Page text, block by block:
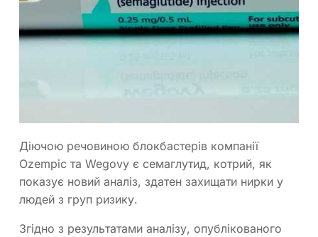
Діючою речовиною блокбастерів компанії
Ozempic та Wegovy є семаглутид, котрий, як
показує новий аналіз, здатен захищати нирки у
людей з груп ризику.
Згідно з результатами аналізу, опублікованого